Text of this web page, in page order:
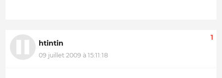
htintin
09 juillet 2009 à 15:11:18
1